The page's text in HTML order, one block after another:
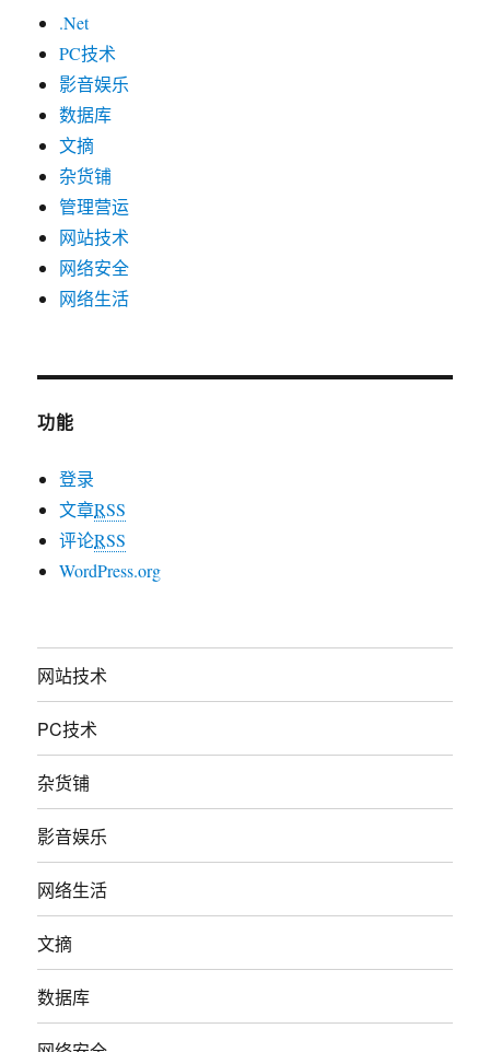
.Net
PC技术
影音娱乐
数据库
文摘
杂货铺
管理营运
网站技术
网络安全
网络生活
功能
登录
文章RSS
评论RSS
WordPress.org
网站技术
PC技术
杂货铺
影音娱乐
网络生活
文摘
数据库